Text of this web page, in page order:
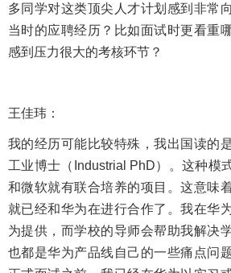
多同学对这类顶尖人才计划感到非常
当时的应聘经历？比如面试时更看重
感到压力很大的考核环节？
王佳玮：
我的经历可能比较特殊，我出国读的
工业博士（Industrial PhD）。这种模
和微软就有联合培养的项目。这意味
就已经和华为在进行合作了。我在华
为提供，而学校的导师会帮助我解决
也都是华为产品线自己的一些痛点问